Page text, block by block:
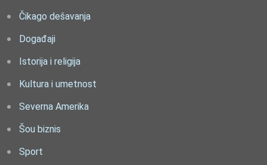
Čikago dešavanja
Događaji
Istorija i religija
Kultura i umetnost
Severna Amerika
Šou biznis
Sport